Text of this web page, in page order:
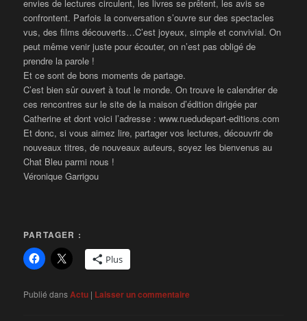
envies de lectures circulent, les livres se prêtent, les avis se
confrontent. Parfois la conversation s’ouvre sur des spectacles
vus, des films découverts…C’est joyeux, simple et convivial. On
peut même venir juste pour écouter, on n’est pas obligé de
prendre la parole !
Et ce sont de bons moments de partage.
C’est bien sûr ouvert à tout le monde. On trouve le calendrier de
ces rencontres sur le site de la maison d’édition dirigée par
Catherine et dont voici l’adresse : www.ruedudepart-editions.com
Et donc, si vous aimez lire, partager vos lectures, découvrir de
nouveaux titres, de nouveaux auteurs, soyez les bienvenus au
Chat Bleu parmi nous !
Véronique Garrigou
PARTAGER :
Plus
Publié dansActu | Laisser un commentaire